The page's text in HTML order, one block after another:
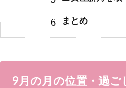
6 まとめ
9月の月の位置・過ご